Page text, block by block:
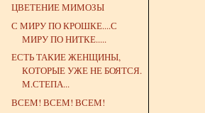
ЦВЕТЕНИЕ МИМОЗЫ
С МИРУ ПО КРОШКЕ....С
МИРУ ПО НИТКЕ.....
ЕСТЬ ТАКИЕ ЖЕНЩИНЫ,
КОТОРЫЕ УЖЕ НЕ БОЯТСЯ.
М.СТЕПА...
ВСЕМ! ВСЕМ! ВСЕМ!